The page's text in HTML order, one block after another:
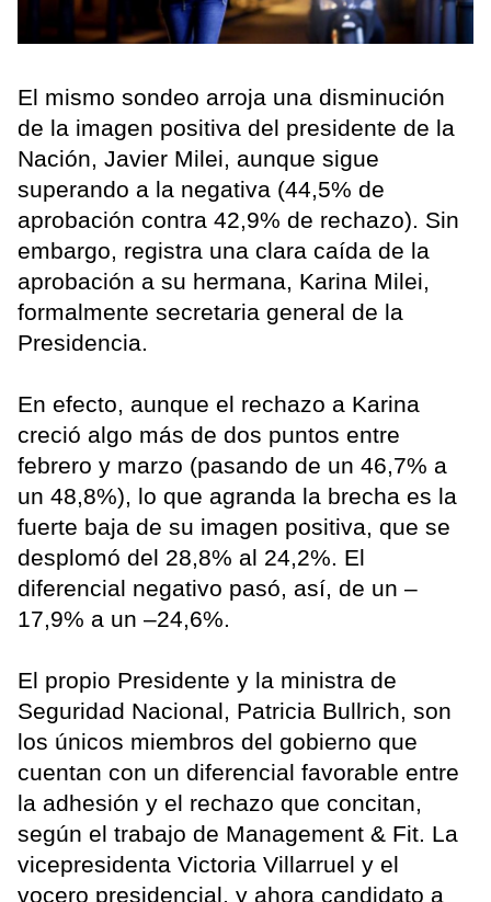
El mismo sondeo arroja una disminución
de la imagen positiva del presidente de la
Nación, Javier Milei, aunque sigue
superando a la negativa (44,5% de
aprobación contra 42,9% de rechazo). Sin
embargo, registra una clara caída de la
aprobación a su hermana, Karina Milei,
formalmente secretaria general de la
Presidencia.
En efecto, aunque el rechazo a Karina
creció algo más de dos puntos entre
febrero y marzo (pasando de un 46,7% a
un 48,8%), lo que agranda la brecha es la
fuerte baja de su imagen positiva, que se
desplomó del 28,8% al 24,2%. El
diferencial negativo pasó, así, de un –
17,9% a un –24,6%.
El propio Presidente y la ministra de
Seguridad Nacional, Patricia Bullrich, son
los únicos miembros del gobierno que
cuentan con un diferencial favorable entre
la adhesión y el rechazo que concitan,
según el trabajo de Management & Fit. La
vicepresidenta Victoria Villarruel y el
vocero presidencial, y ahora candidato a